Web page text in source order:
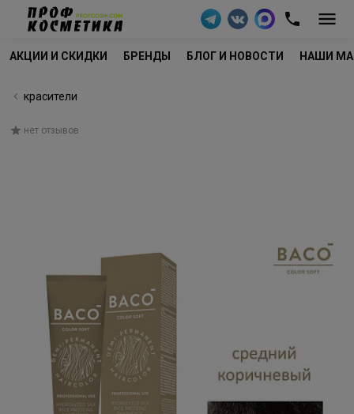
АКЦИИ И СКИДКИ БРЕНДЫ БЛОГ И НОВОСТИ НАШИ
красители
нет отзывов